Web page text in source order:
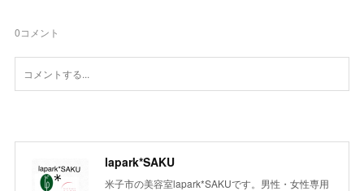
0コメント
lapark*SAKU
米子市の美容室lapark*SAKUです。男性・女性専用